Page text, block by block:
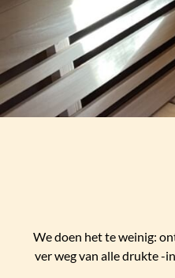
We doen het te weinig:
ver weg van alle drukte -